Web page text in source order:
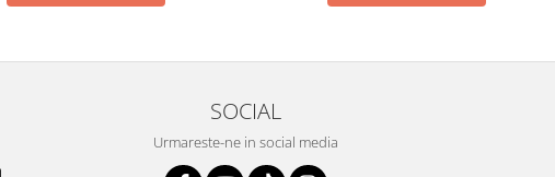
SOCIAL
Urmareste-ne in social media